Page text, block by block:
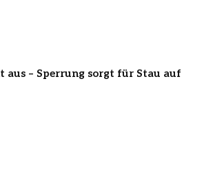
aus – Sperrung sorgt für Stau auf